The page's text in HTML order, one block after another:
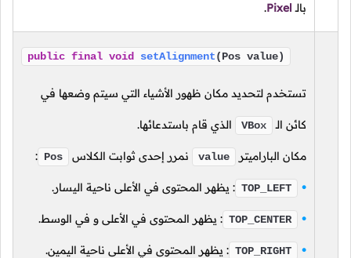
بالـ Pixel
.
public final void setAlignment(Pos value)
تستخدم لتحديد مكان ظهور الأشياء التي سيتم وضعها في
كائن الـ VBox الذي قام باستدعائها.
مكان الباراميتر value نمرر إحدى ثوابت الكلاس Pos
:
TOP_LEFT : يظهر المحتوى في الأعلى ناحية اليسار.
TOP_CENTER : يظهر المحتوى في الأعلى و في الوسط.
TOP_RIGHT : يظهر المحتوى في الأعلى ناحية اليمين.